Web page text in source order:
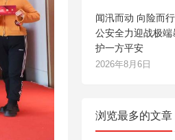
闻汛而动 向险而
公安全力迎战极端
护一方平安
2026年8月6日
浏览最多的文章